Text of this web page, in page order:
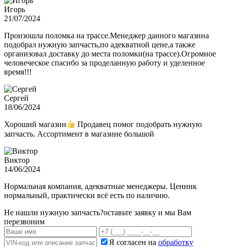
Игорь
21/07/2024
Произошла поломка на трассе.Менеджер данного магазина
подобрал нужную запчасть,по адекватной цене,а также
организовал доставку до места поломки(на трассе).Огромное
человеческое спасибо за проделанную работу и уделенное
время!!!
Сергей
18/06/2024
Хороший магазин
Продавец помог подобрать нужную
запчасть. Ассортимент в магазине большой
Виктор
14/06/2024
Нормальная компания, адекватные менеджеры. Ценник
нормальный, практически всё есть по наличию.
Не нашли нужную запчасть?оставьте заявку и мы Вам
перезвоним
Я согласен на обработку